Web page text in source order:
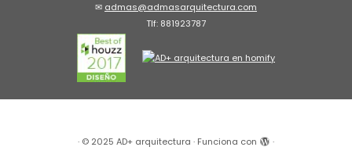
✉ admas@admasarquitectura.com
Tlf: 881923787
· © 2025 AD+ arquitectura · Funciona con ·